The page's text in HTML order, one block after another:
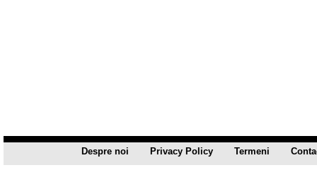
Despre noi Privacy Policy Termeni